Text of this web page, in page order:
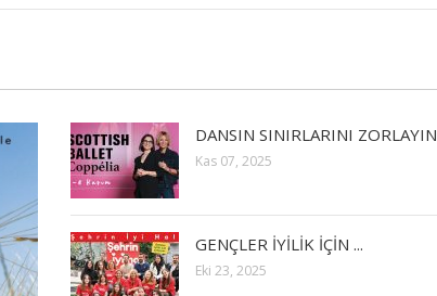
DANSIN SINIRLARINI ZORLAYIN
Kas 07, 2025
GENÇLER İYİLİK İÇİN ...
Eki 23, 2025